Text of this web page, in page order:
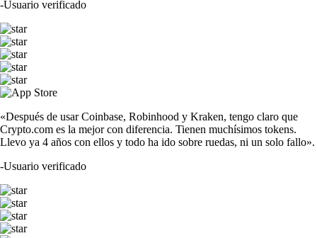
-Usuario verificado
«Después de usar Coinbase, Robinhood y Kraken, tengo claro que
Crypto.com es la mejor con diferencia. Tienen muchísimos tokens.
Llevo ya 4 años con ellos y todo ha ido sobre ruedas, ni un solo fallo».
-Usuario verificado